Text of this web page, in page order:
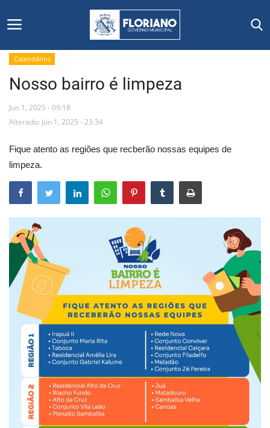
Início
Editais
Floriano
Secretarias e Órgãos
Mural de Licitações
Notícias
Vídeos
Webmail
Contato
Calendários
Nosso bairro é limpeza
Jun 1, 2025 - 09:18
Alterado: Jun 1, 2025 - 23:34
Fique atento as regiões que recberão nossas equipes de
limpeza.